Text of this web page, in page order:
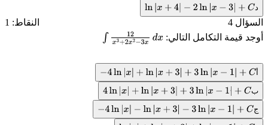
ln |x+ 4|−2ln|x −3|+C
السؤال 4
النقاط: 1
أوجد قيمة التكامل التالي:
12x3+2x2 −3x
−4 ln|x |+ln|x+3|+3ln|x −1 |+C
ب
4ln| x|+ln|x +3 +3 ln| x−1|+ C
ج
−4 ln|x |−ln |x+3|−3ln|x −1 +C